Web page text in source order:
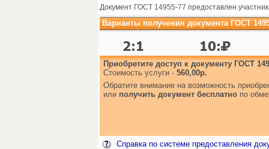
Документ ГОСТ 14955-77 предоставлен
Варианты получения документа ГОСТ
Приобретите доступ к документу ГОСТ
Стоимость услуги - 560,00р.
Обратите внимание на возможность
или получить документ бесплатно по
Справка по системе предоставления